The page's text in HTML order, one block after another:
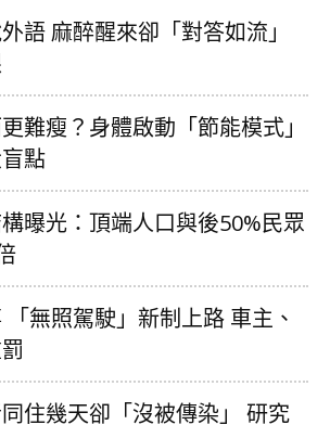
語 麻醉醒來卻「對答如流」
難瘦？身體啟動「節能模式」
點
曝光：頂端人口與後50%民眾
無照駕駛」新制上路 車主、
住幾天卻「沒被傳染」 研究